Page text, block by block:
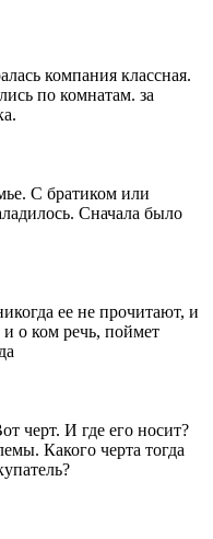
компания классная.
по комнатам. за
С братиком или
Сначала было
ее не прочитают, и
о ком речь, поймет
черт. И где его носит?
Какого черта тогда